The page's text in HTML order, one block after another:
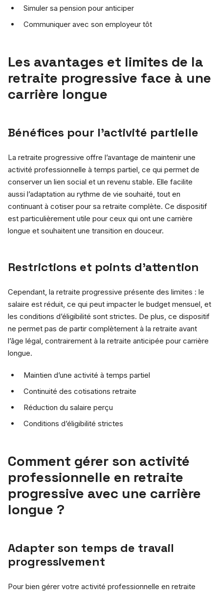
Simuler sa pension pour anticiper
Communiquer avec son employeur tôt
Les avantages et limites de la
retraite progressive face à une
carrière longue
Bénéfices pour l’activité partielle
La retraite progressive offre l’avantage de maintenir une
activité professionnelle à temps partiel, ce qui permet de
conserver un lien social et un revenu stable. Elle facilite
aussi l’adaptation au rythme de vie souhaité, tout en
continuant à cotiser pour sa retraite complète. Ce dispositif
est particulièrement utile pour ceux qui ont une carrière
longue et souhaitent une transition en douceur.
Restrictions et points d’attention
Cependant, la retraite progressive présente des limites : le
salaire est réduit, ce qui peut impacter le budget mensuel, et
les conditions d’éligibilité sont strictes. De plus, ce dispositif
ne permet pas de partir complètement à la retraite avant
l’âge légal, contrairement à la retraite anticipée pour carrière
longue.
Maintien d’une activité à temps partiel
Continuité des cotisations retraite
Réduction du salaire perçu
Conditions d’éligibilité strictes
Comment gérer son activité
professionnelle en retraite
progressive avec une carrière
longue ?
Adapter son temps de travail
progressivement
Pour bien gérer votre activité professionnelle en retraite